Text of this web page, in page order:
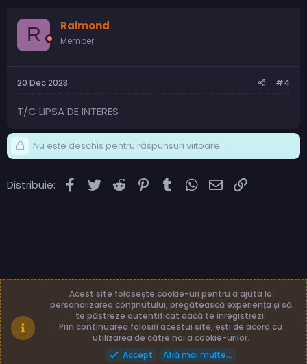
R Raimond
Member
20 Dec 2023 #4
T/C LIPSA DE INTERES
Nu este deschis pentru răspunsuri viitoare.
Distribuie: Facebook
TwitterReddit PinterestTumblrWhatsApp
Email
Română (RO)
Termeni și reguli
Politică de confidențialitate
Ajutor Acasă
Made with
Acest site folosește cookie-uri pentru a ajuta la
personalizarea conținutului, pregătească experiența și să
te păstreze autentificat dacă te înregistrezi.
Prin continuarea folosiri acestui site, ești de acord cu
utilizarea de către noi a cookie-urilor.
Accept
Află mai multe...